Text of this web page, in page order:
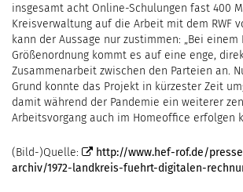
insgesamt acht Online-Schulungen fast 400
Kreisverwaltung auf die Arbeit mit dem RWF
kann der Aussage nur zustimmen: „Bei
Größenordnung kommt es auf eine enge,
Zusammenarbeit zwischen den Parteien an.
Grund konnte das Projekt in kürzester Zeit
damit während der Pandemie ein weiterer
Arbeitsvorgang auch im Homeoffice erfolgen
(Bild-)Quelle:
http://www.hef-rof.de/
archiv/1972-landkreis-fuehrt-digitalen-